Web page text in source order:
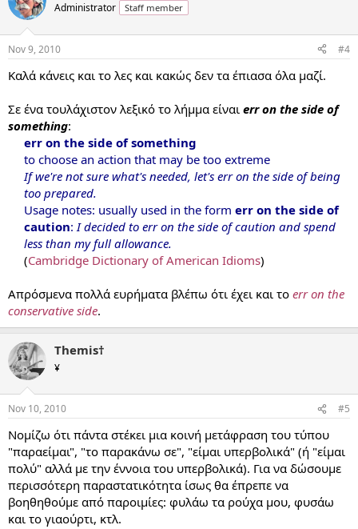
Administrator Staff member
Nov 9, 2010 #4
Καλά κάνεις και το λες και κακώς δεν τα έπιασα όλα μαζί.
Σε ένα τουλάχιστον λεξικό το λήμμα είναι err on the side of
something:
err on the side of something
to choose an action that may be too extreme
If we're not sure what's needed, let's err on the side of being
too prepared.
Usage notes: usually used in the form err on the side of
caution: I decided to err on the side of caution and spend
less than my full allowance.
(Cambridge Dictionary of American Idioms)​
Απρόσμενα πολλά ευρήματα βλέπω ότι έχει και το err on the
conservative side.
Themis†
¥
Nov 10, 2010 #5
Νομίζω ότι πάντα στέκει μια κοινή μετάφραση του τύπου
"παραείμαι", "το παρακάνω σε", "είμαι υπερβολικά" (ή "είμαι
πολύ" αλλά με την έννοια του υπερβολικά). Για να δώσουμε
περισσότερη παραστατικότητα ίσως θα έπρεπε να
βοηθηθούμε από παροιμίες: φυλάω τα ρούχα μου, φυσάω
και το γιαούρτι, κτλ.